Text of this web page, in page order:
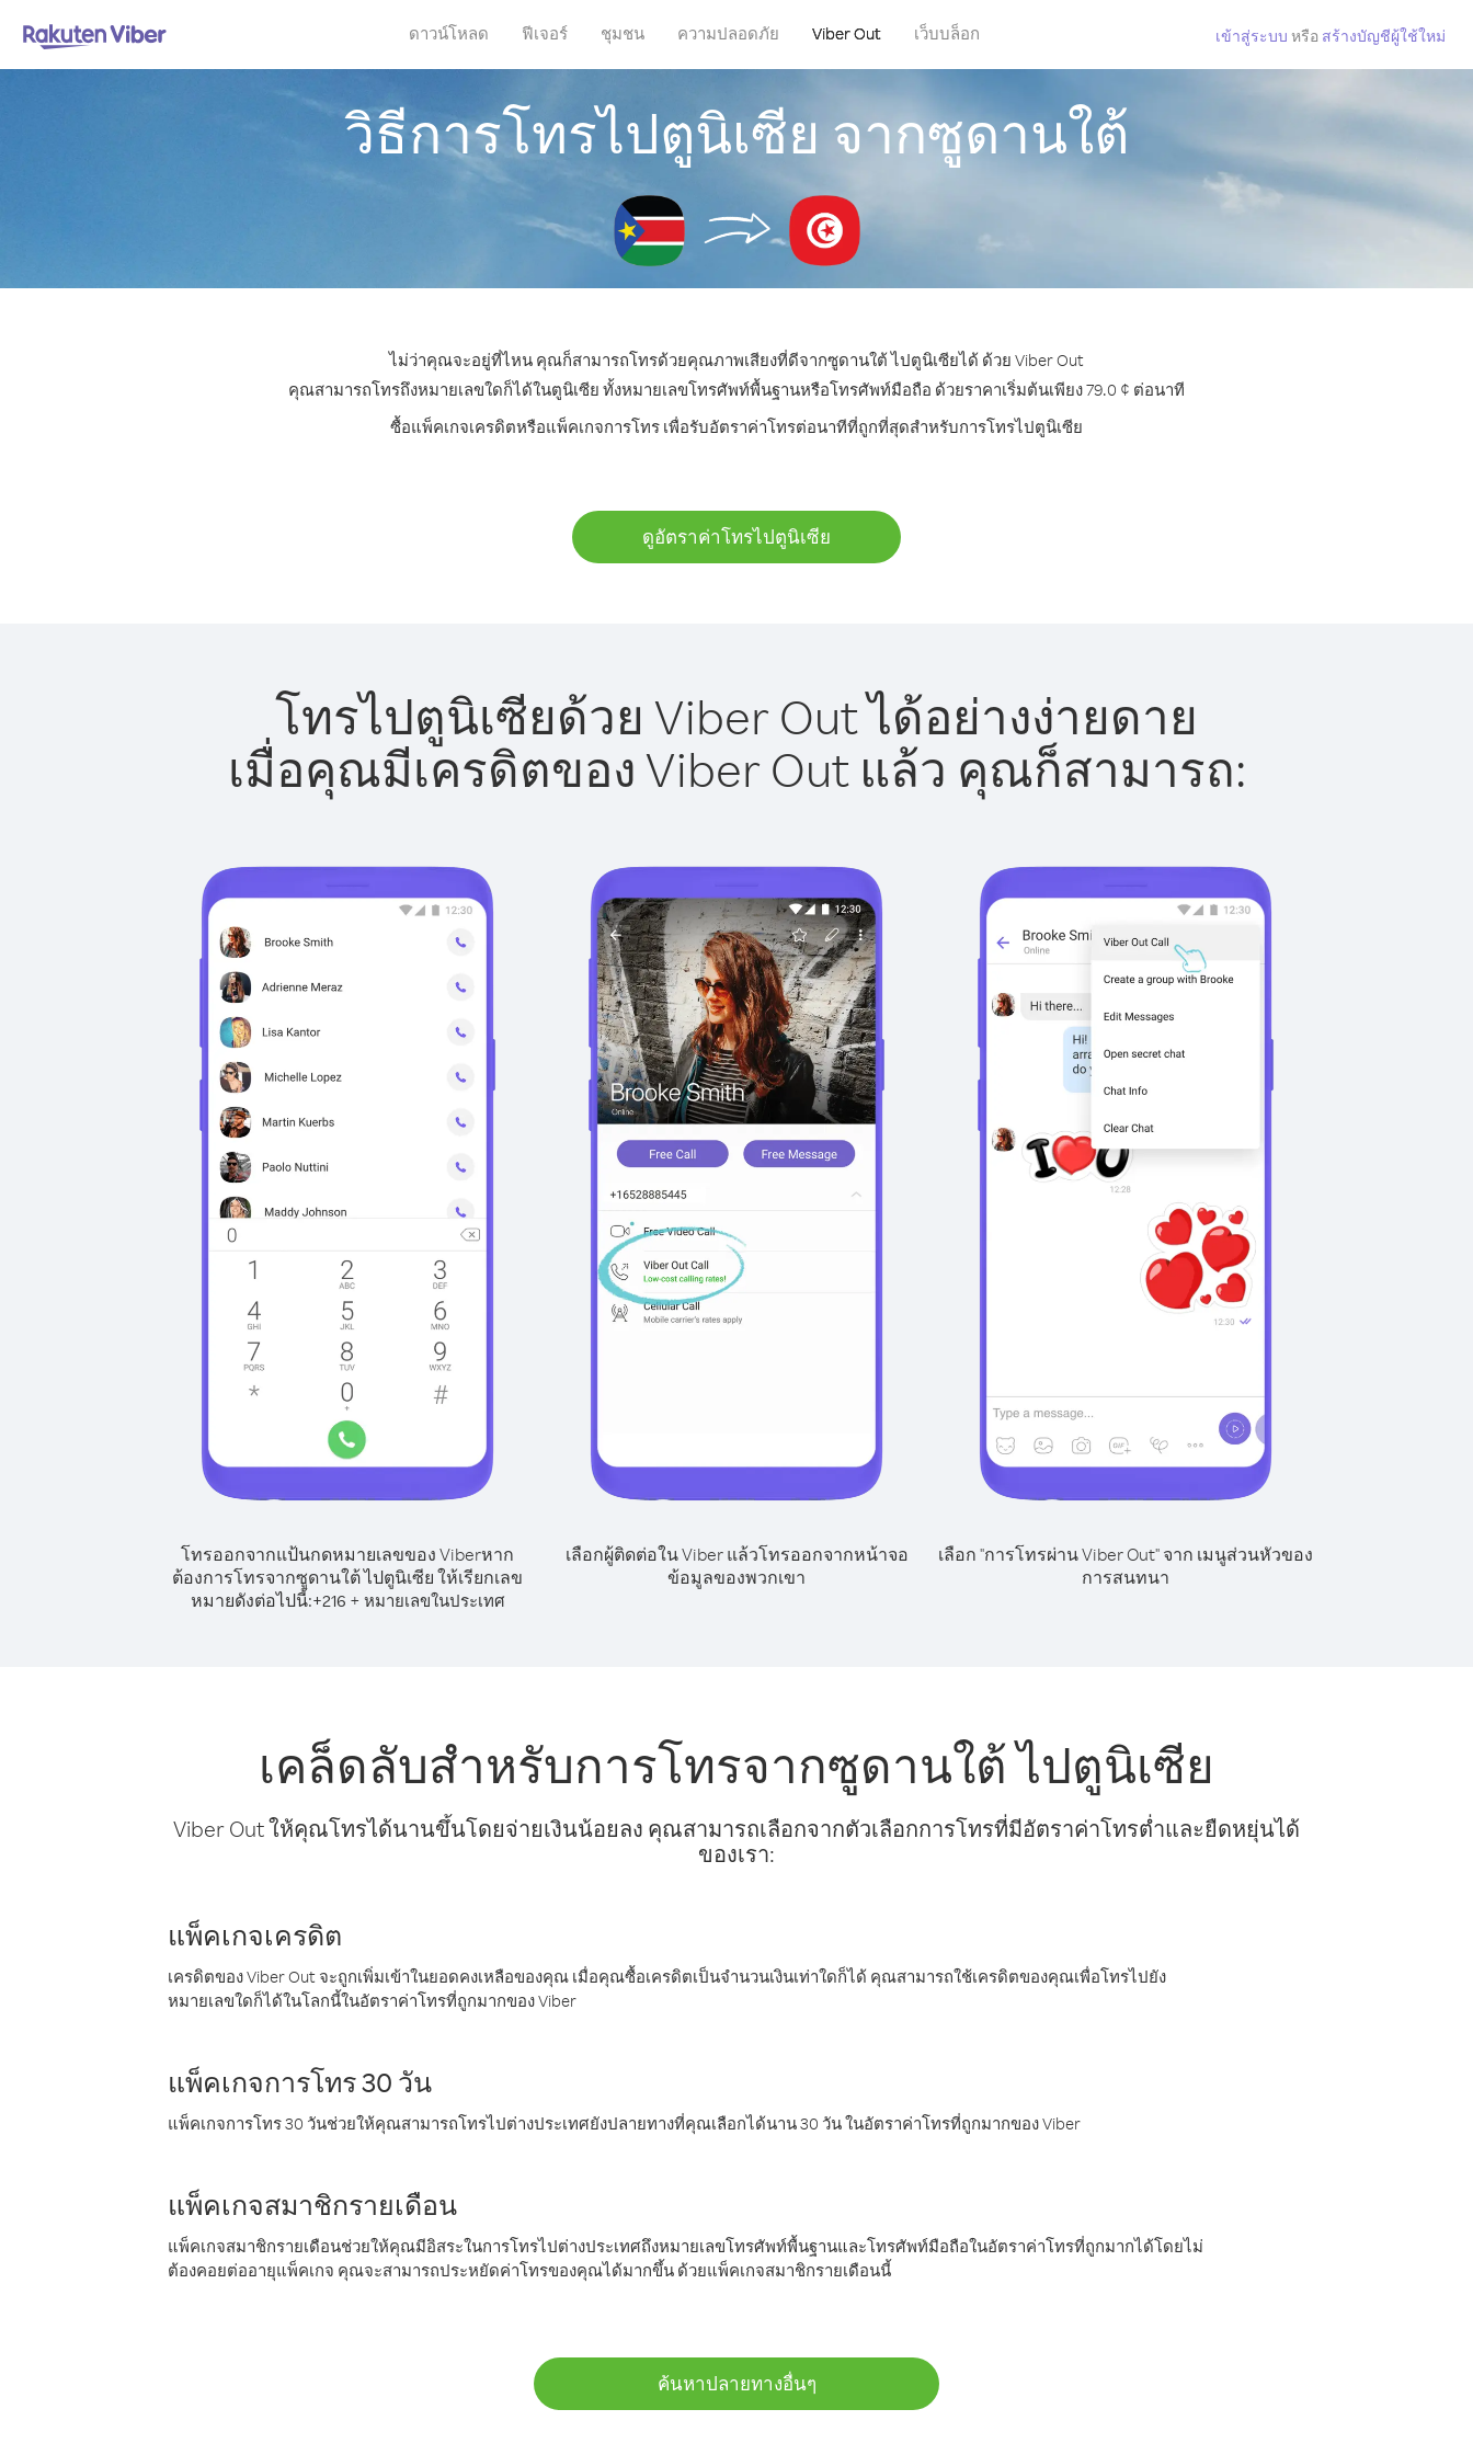
ดาวน์โหลด ฟีเจอร์ ชุมชน ความปลอดภัย Viber Out เว็บบล็อก เข้าสู่ระบบ หรือ สร้างบัญชีผู้ใช้ใหม่
วิธีการโทรไปตูนิเซีย จากซูดานใต้
ไม่ว่าคุณจะอยู่ที่ไหน คุณก็สามารถโทรด้วยคุณภาพเสียงที่ดีจากซูดานใต้ ไปตูนิเซียได้ ด้วย Viber Out
คุณสามารถโทรถึงหมายเลขใดก็ได้ในตูนิเซีย ทั้งหมายเลขโทรศัพท์พื้นฐานหรือโทรศัพท์มือถือ ด้วยราคาเริ่มต้นเพียง 79.0 ¢ ต่อนาที
ซื้อแพ็คเกจเครดิตหรือแพ็คเกจการโทร เพื่อรับอัตราค่าโทรต่อนาทีที่ถูกที่สุดสำหรับการโทรไปตูนิเซีย
ดูอัตราค่าโทรไปตูนิเซีย
โทรไปตูนิเซียด้วย Viber Out ได้อย่างง่ายดาย
เมื่อคุณมีเครดิตของ Viber Out แล้ว คุณก็สามารถ:
โทรออกจากแป้นกดหมายเลขของ Viberหาก
ต้องการโทรจากซูดานใต้ ไปตูนิเซีย ให้เรียกเลข
หมายดังต่อไปนี้:+216 + หมายเลขในประเทศ
เลือกผู้ติดต่อใน Viber แล้วโทรออกจากหน้าจอ
ข้อมูลของพวกเขา
เลือก "การโทรผ่าน Viber Out" จาก เมนูส่วนหัวของ
การสนทนา
เคล็ดลับสำหรับการโทรจากซูดานใต้ ไปตูนิเซีย
Viber Out ให้คุณโทรได้นานขึ้นโดยจ่ายเงินน้อยลง คุณสามารถเลือกจากตัวเลือกการโทรที่มีอัตราค่าโทรต่ำและยืดหยุ่นได้
ของเรา:
แพ็คเกจเครดิต
เครดิตของ Viber Out จะถูกเพิ่มเข้าในยอดคงเหลือของคุณ เมื่อคุณซื้อเครดิตเป็นจำนวนเงินเท่าใดก็ได้ คุณสามารถใช้เครดิตของคุณเพื่อโทรไปยัง
หมายเลขใดก็ได้ในโลกนี้ในอัตราค่าโทรที่ถูกมากของ Viber
แพ็คเกจการโทร 30 วัน
แพ็คเกจการโทร 30 วันช่วยให้คุณสามารถโทรไปต่างประเทศยังปลายทางที่คุณเลือกได้นาน 30 วัน ในอัตราค่าโทรที่ถูกมากของ Viber
แพ็คเกจสมาชิกรายเดือน
แพ็คเกจสมาชิกรายเดือนช่วยให้คุณมีอิสระในการโทรไปต่างประเทศถึงหมายเลขโทรศัพท์พื้นฐานและโทรศัพท์มือถือในอัตราค่าโทรที่ถูกมากได้โดยไม่
ต้องคอยต่ออายุแพ็คเกจ คุณจะสามารถประหยัดค่าโทรของคุณได้มากขึ้น ด้วยแพ็คเกจสมาชิกรายเดือนนี้
ค้นหาปลายทางอื่นๆ